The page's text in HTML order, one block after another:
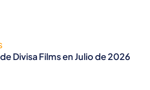
Divisa Films en Julio de 2026